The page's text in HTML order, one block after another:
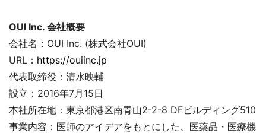
OUI Inc. 会社概要
会社名：OUI Inc. (株式会社OUI)
URL： https://ouiinc.jp
代表取締役：清水映輔
設立：2016年7月15日
本社所在地：東京都港区南青山2-2-8 DFビルディング510
事業内容：医師のアイデアをもとにした、医薬品・医療機